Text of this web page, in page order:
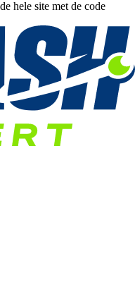
hele site met de code